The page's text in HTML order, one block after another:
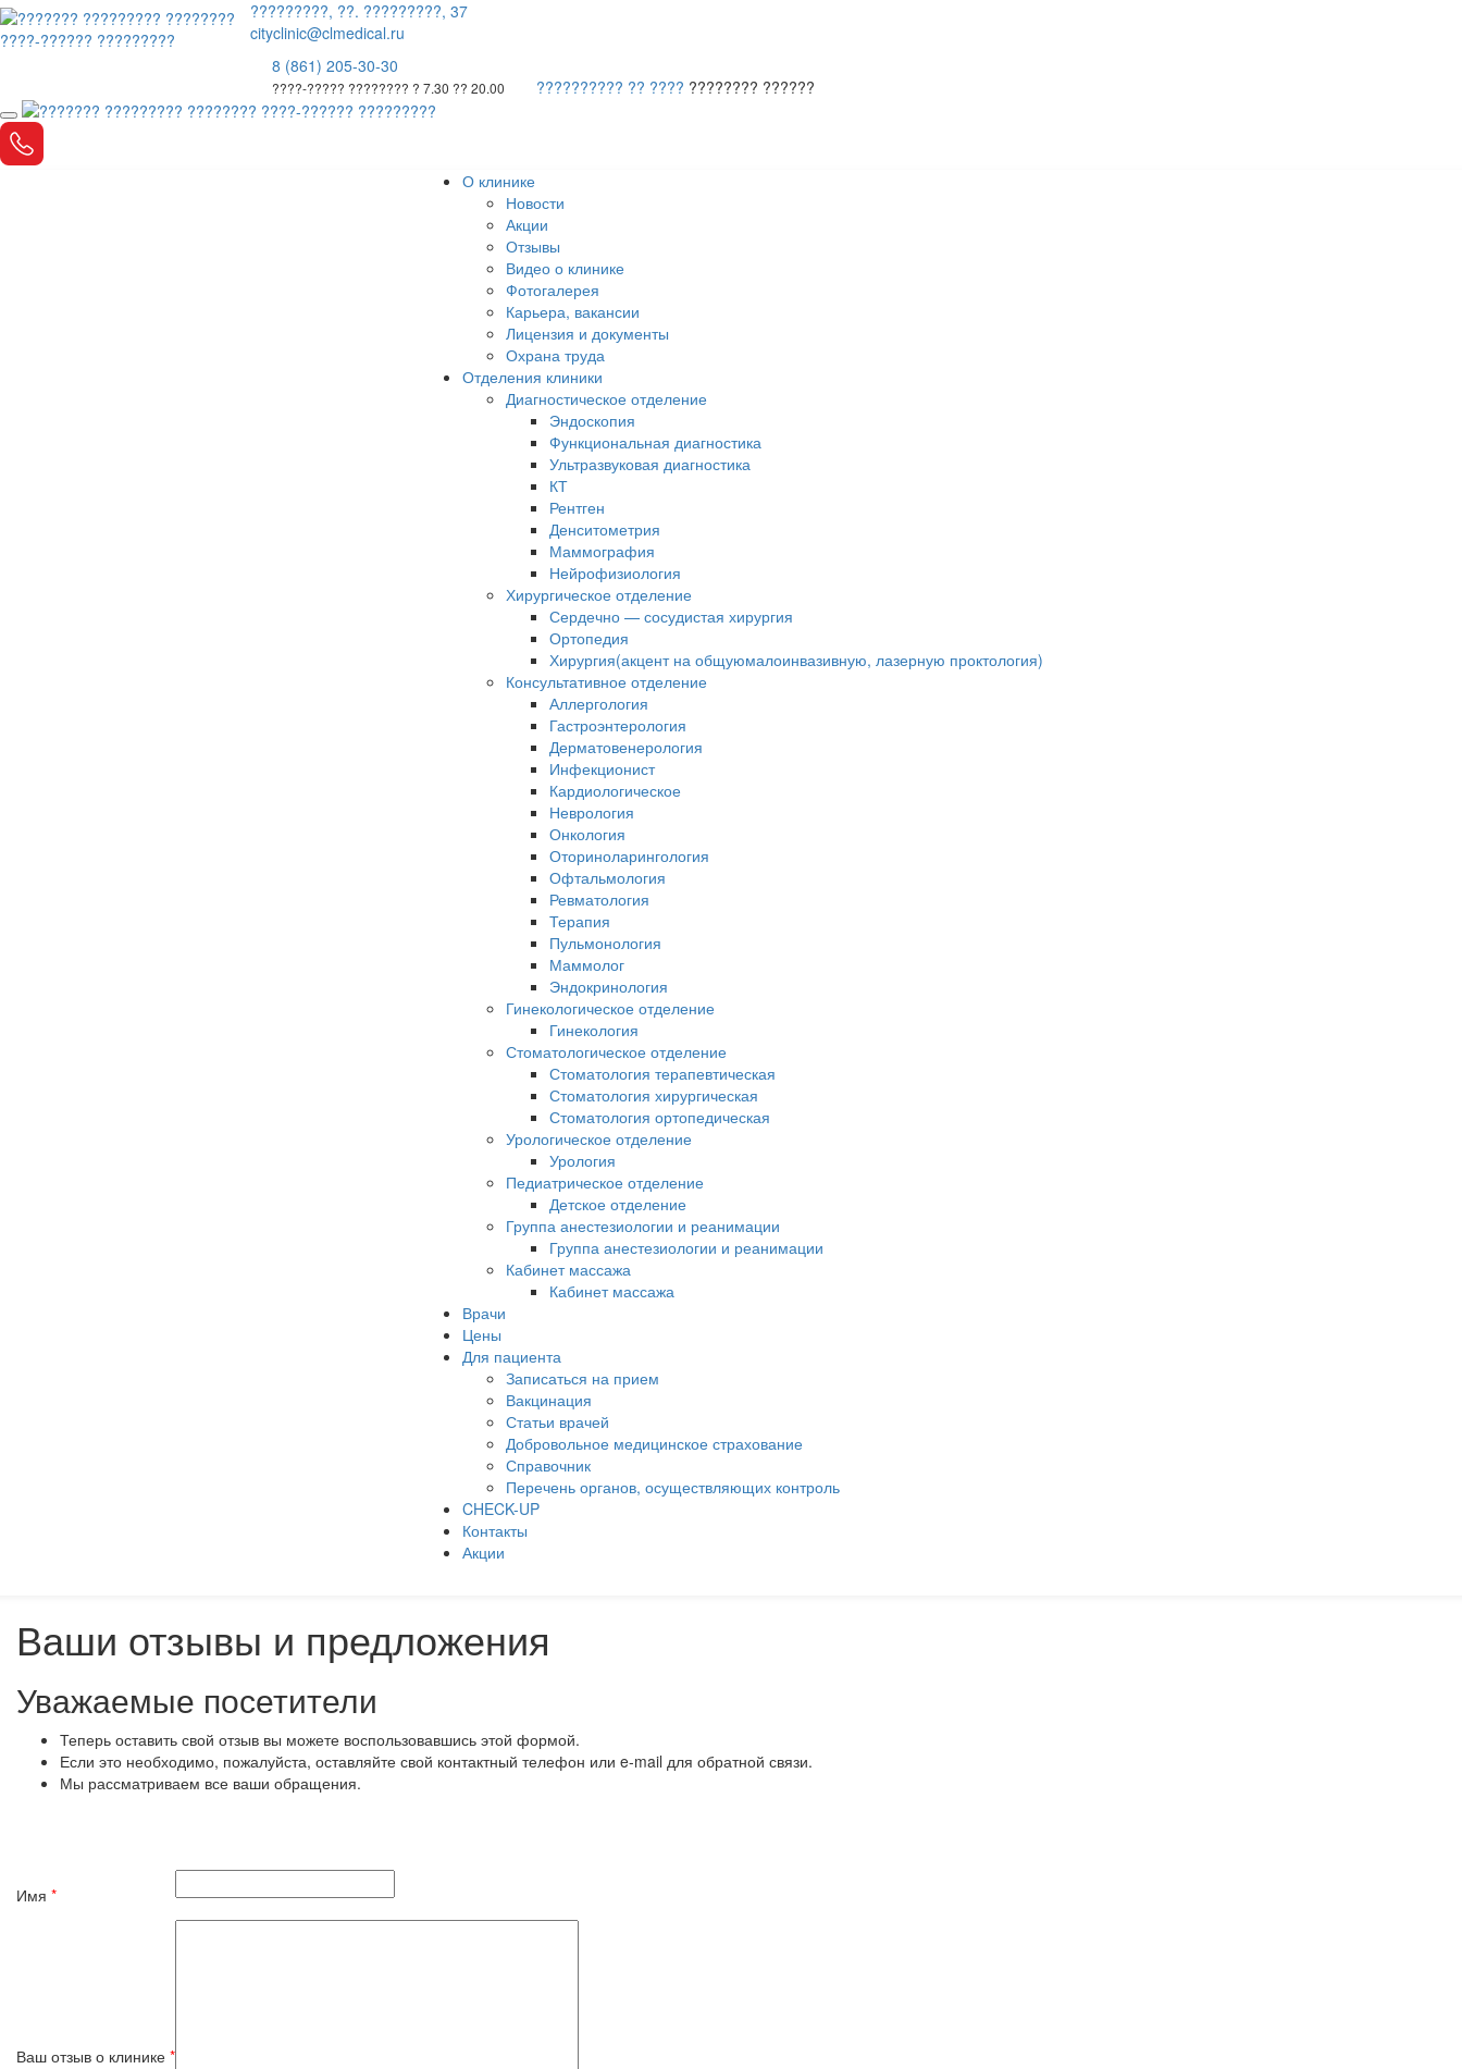
?????????, ??. ?????????, 37
cityclinic@clmedical.ru
8 (861) 205-30-30
????-????? ???????? ? 7.30 ?? 20.00 ?????????? ?? ???? ???????? ??????
О клинике
Новости
Акции
Отзывы
Видео о клинике
Фотогалерея
Карьера, вакансии
Лицензия и документы
Охрана труда
Отделения клиники
Диагностическое отделение
Эндоскопия
Функциональная диагностика
Ультразвуковая диагностика
КТ
Рентген
Денситометрия
Маммография
Нейрофизиология
Хирургическое отделение
Сердечно — сосудистая хирургия
Ортопедия
Хирургия(акцент на общуюмалоинвазивную, лазерную проктология)
Консультативное отделение
Аллергология
Гастроэнтерология
Дерматовенерология
Инфекционист
Кардиологическое
Неврология
Онкология
Оториноларингология
Офтальмология
Ревматология
Терапия
Пульмонология
Маммолог
Эндокринология
Гинекологическое отделение
Гинекология
Стоматологическое отделение
Стоматология терапевтическая
Стоматология хирургическая
Стоматология ортопедическая
Урологическое отделение
Урология
Педиатрическое отделение
Детское отделение
Группа анестезиологии и реанимации
Группа анестезиологии и реанимации
Кабинет массажа
Кабинет массажа
Врачи
Цены
Для пациента
Записаться на прием
Вакцинация
Статьи врачей
Добровольное медицинское страхование
Справочник
Перечень органов, осуществляющих контроль
CHECK-UP
Контакты
Акции
Ваши отзывы и предложения
Уважаемые посетители
Теперь оставить свой отзыв вы можете воспользовавшись этой формой.
Если это необходимо, пожалуйста, оставляйте свой контактный телефон или e-mail для обратной связи.
Мы рассматриваем все ваши обращения.
Имя *
Ваш отзыв о клинике *